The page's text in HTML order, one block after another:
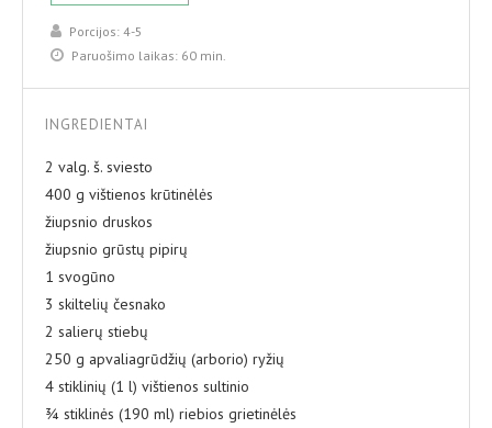
Porcijos: 4-5
Paruošimo laikas: 60 min.
INGREDIENTAI
2 valg. š. sviesto
400 g vištienos krūtinėlės
žiupsnio druskos
žiupsnio grūstų pipirų
1 svogūno
3 skiltelių česnako
2 salierų stiebų
250 g apvaliagrūdžių (arborio) ryžių
4 stiklinių (1 l) vištienos sultinio
¾ stiklinės (190 ml) riebios grietinėlės